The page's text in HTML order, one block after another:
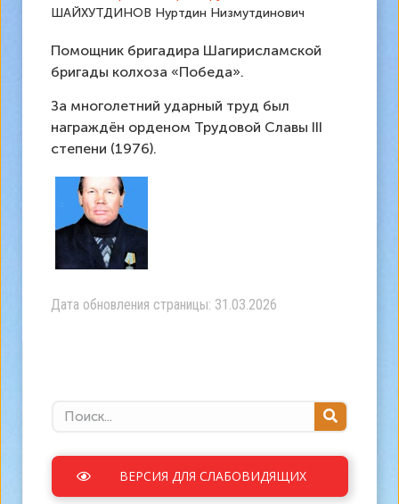
ШАЙХУТДИНОВ Нуртдин Низмутдинович
Помощник бригадира Шагирисламской
бригады колхоза «Победа».
За многолетний ударный труд был
награждён орденом Трудовой Славы III
степени (1976).
Дата обновления страницы: 31.03.2026
ВЕРСИЯ ДЛЯ СЛАБОВИДЯЩИХ